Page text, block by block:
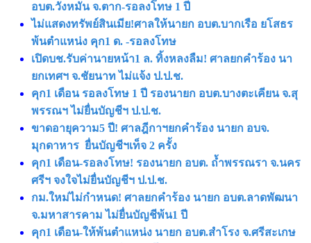
อบต.วังหมัน จ.ตาก-รอลงโทษ 1 ปี
ไม่แสดงทรัพย์สินเมีย!ศาลให้นายก อบต.บากเรือ ยโสธร
พ้นตำแหน่ง คุก1 ด. -รอลงโทษ
เปิดบช.รับค่านายหน้า1 ล. ทิ้งหลงลืม! ศาลยกคำร้อง นา
ยกเทศฯ จ.ชัยนาท ไม่แจ้ง ป.ป.ช.
คุก1 เดือน รอลงโทษ 1 ปี รองนายก อบต.บางตะเคียน จ.สุ
พรรณฯ ไม่ยื่นบัญชีฯ ป.ป.ช.
ขาดอายุความ5 ปี! ศาลฎีกาฯยกคำร้อง นายก อบจ.
มุกดาหาร ยื่นบัญชีฯเท็จ 2 ครั้ง
คุก1 เดือน-รอลงโทษ! รองนายก อบต. ถ้ำพรรณรา จ.นคร
ศรีฯ จงใจไม่ยื่นบัญชีฯ ป.ป.ช.
กม.ใหม่ไม่กำหนด! ศาลยกคำร้อง นายก อบต.ลาดพัฒนา
จ.มหาสารคาม ไม่ยื่นบัญชีพ้น1 ปี
คุก1 เดือน-ให้พ้นตำแหน่ง นายก อบต.สำโรง จ.ศรีสะเกษ